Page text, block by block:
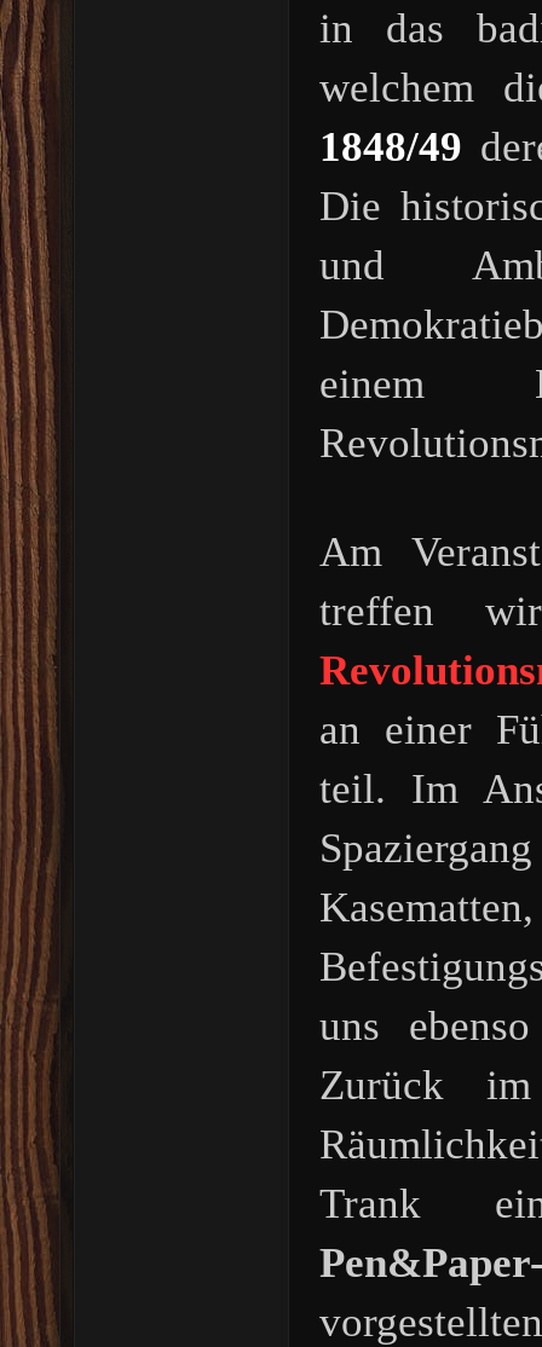
in das
welchem
1848/49
Die
und
einem
Am
treffen
an einer
teil. Im
uns
Zurück
Trank